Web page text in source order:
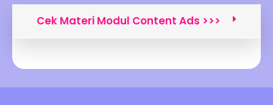
Cek Materi Modul Content Ads >>>